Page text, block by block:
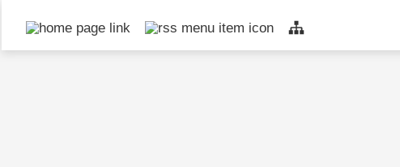
Top bar navigation